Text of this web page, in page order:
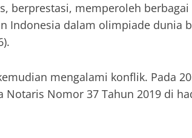
berprestasi, memperoleh
Indonesia dalam olimpiade dunia
mengalami konflik. Pada
Nomor 37 Tahun 2019 di